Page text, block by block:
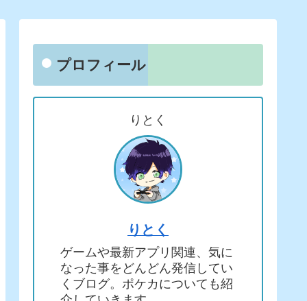
プロフィール
りとく
りとく
ゲームや最新アプリ関連、気に
なった事をどんどん発信してい
くブログ。ポケカについても紹